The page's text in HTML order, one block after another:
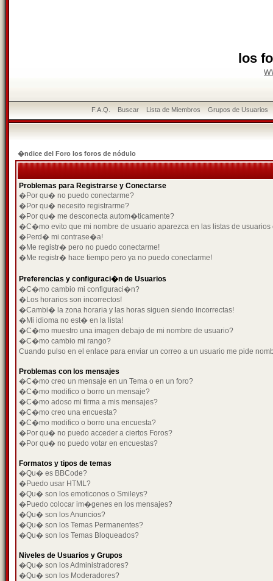
los
F.A.Q. Buscar Lista de Miembros Grupos de Usuarios
�ndice del Foro los foros de nódulo
Problemas para Registrarse y Conectarse
�Por qu� no puedo conectarme?
�Por qu� necesito registrarme?
�Por qu� me desconecta autom�ticamente?
�C�mo evito que mi nombre de usuario aparezca en las listas de usuarios
�Perd� mi contrase�a!
�Me registr� pero no puedo conectarme!
�Me registr� hace tiempo pero ya no puedo conectarme!
Preferencias y configuraci�n de Usuarios
�C�mo cambio mi configuraci�n?
�Los horarios son incorrectos!
�Cambi� la zona horaria y las horas siguen siendo incorrectas!
�Mi idioma no est� en la lista!
�C�mo muestro una imagen debajo de mi nombre de usuario?
�C�mo cambio mi rango?
Cuando pulso en el enlace para enviar un correo a un usuario me pide
Problemas con los mensajes
�C�mo creo un mensaje en un Tema o en un foro?
�C�mo modifico o borro un mensaje?
�C�mo adoso mi firma a mis mensajes?
�C�mo creo una encuesta?
�C�mo modifico o borro una encuesta?
�Por qu� no puedo acceder a ciertos Foros?
�Por qu� no puedo votar en encuestas?
Formatos y tipos de temas
�Qu� es BBCode?
�Puedo usar HTML?
�Qu� son los emoticonos o Smileys?
�Puedo colocar im�genes en los mensajes?
�Qu� son los Anuncios?
�Qu� son los Temas Permanentes?
�Qu� son los Temas Bloqueados?
Niveles de Usuarios y Grupos
�Qu� son los Administradores?
�Qu� son los Moderadores?